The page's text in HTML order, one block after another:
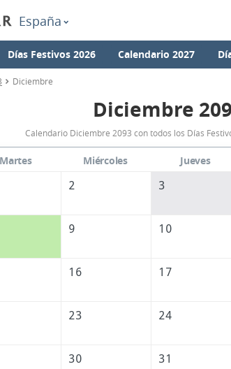
España
Días Festivos 2026 Calendario 2027
Diciembre
Diciembre
Calendario Diciembre 2093 con todos los Días
Martes Miércoles Jueves
2 3
9 10
16 17
23 24
30 31